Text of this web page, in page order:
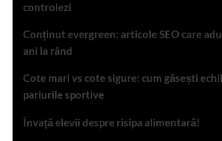
controlezi
Conținut evergreen: articole SEO care
ani la rând
Cote mari vs cote sigure: cum găsești
pariurile sportive
Învață elevii despre risipa alimentară!